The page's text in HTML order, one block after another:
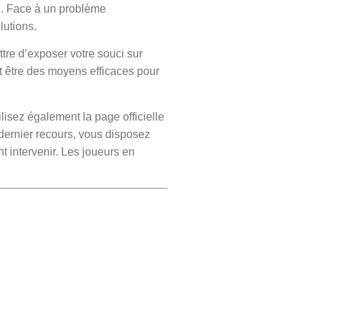
Face à un problème
d’exposer votre souci sur
être des moyens efficaces pour
également la page officielle
recours, vous disposez
intervenir. Les joueurs en